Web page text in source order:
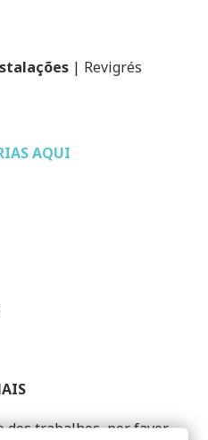
| Revigrés
AQUI
trabalhos, por favor,